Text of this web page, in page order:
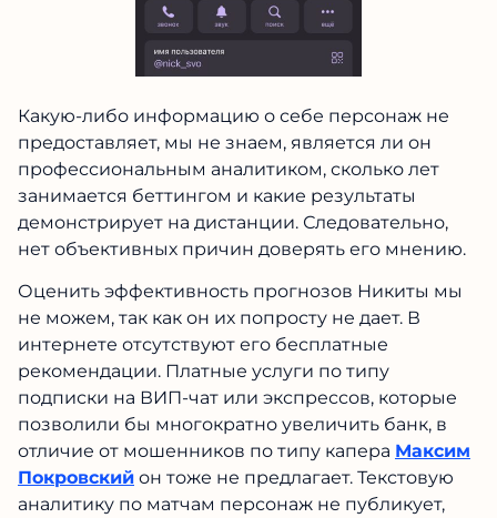
Какую-либо информацию о себе персонаж не
предоставляет, мы не знаем, является ли он
профессиональным аналитиком, сколько лет
занимается беттингом и какие результаты
демонстрирует на дистанции. Следовательно,
нет объективных причин доверять его мнению.
Оценить эффективность прогнозов Никиты мы
не можем, так как он их попросту не дает. В
интернете отсутствуют его бесплатные
рекомендации. Платные услуги по типу
подписки на ВИП-чат или экспрессов, которые
позволили бы многократно увеличить банк, в
отличие от мошенников по типу капера Максим
Покровский он тоже не предлагает. Текстовую
аналитику по матчам персонаж не публикует,